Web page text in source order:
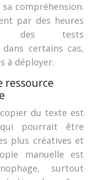
compréhension.
par des heures
des tests
certains cas,
à déployer.
ressource
du texte est
pourrait être
plus créatives et
manuelle est
surtout